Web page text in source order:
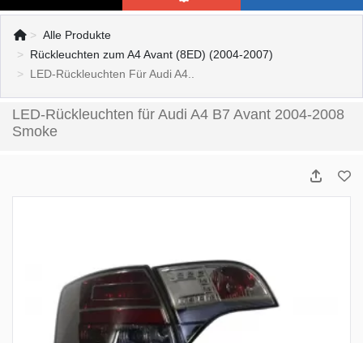
Alle Produkte
Rückleuchten zum A4 Avant (8ED) (2004-2007)
LED-Rückleuchten Für Audi A4..
LED-Rückleuchten für Audi A4 B7 Avant 2004-2008
Smoke